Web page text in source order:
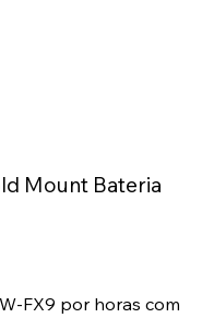
Mount Bateria
FX9 por horas com